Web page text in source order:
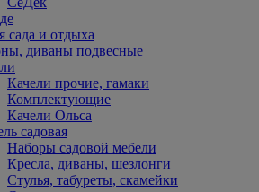
сада и отдыха
диваны подвесные
Качели прочие, гамаки
Комплектующие
Качели Ольса
садовая
Наборы садовой мебели
Кресла, диваны, шезлонги
Стулья, табуреты, скамейки